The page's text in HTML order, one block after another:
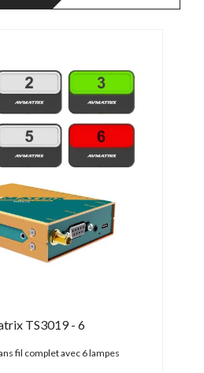
TS3019 - 6
fil complet avec 6 lampes